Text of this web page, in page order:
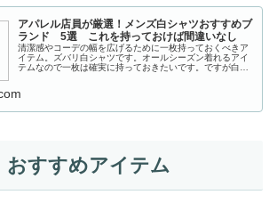
アパレル店員が厳選！メンズ白シャツおすすめブ
ランド 5選 これを持っておけば間違いなし
清潔感やコーデの幅を広げるために一枚持っておくべきア
イテム。ズバリ白シャツです。オールシーズン着れるアイ
テムなので一枚は確実に持っておきたいです。ですが白シ
すすめアイテム